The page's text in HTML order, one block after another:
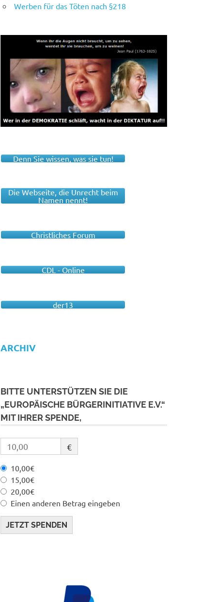
Werben für das Töten nach §218
Denn Sie wissen, was sie tun!
Die Webseite, die Unrecht beim
Namen nennt!
Christliches Forum
CDL - Online
der13
ARCHIV
BITTE UNTERSTÜTZEN SIE DIE
„EUROPÄISCHE BÜRGERINITIATIVE E.V.“
MIT IHRER SPENDE,
€
10,00€
15,00€
20,00€
Einen anderen Betrag eingeben
JETZT SPENDEN